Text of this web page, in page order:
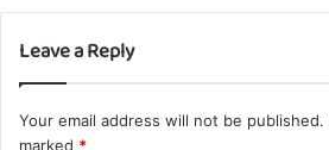
Leave a Reply
Your email address will not be published.
marked *